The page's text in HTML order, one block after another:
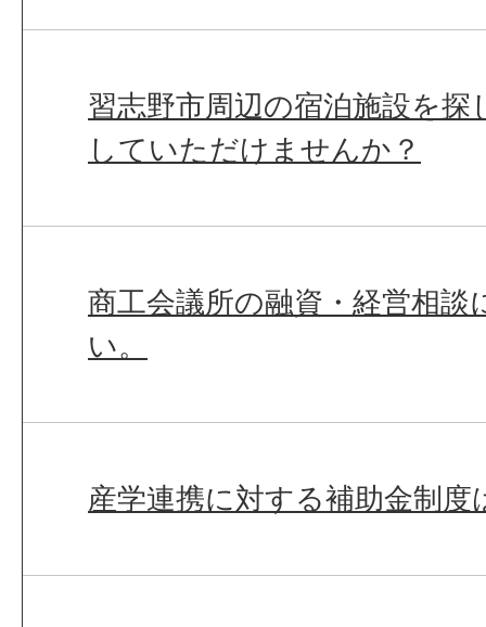
習志野市周辺の宿泊施設を探
していただけませんか？
商工会議所の融資・経営相談
い。
産学連携に対する補助金制